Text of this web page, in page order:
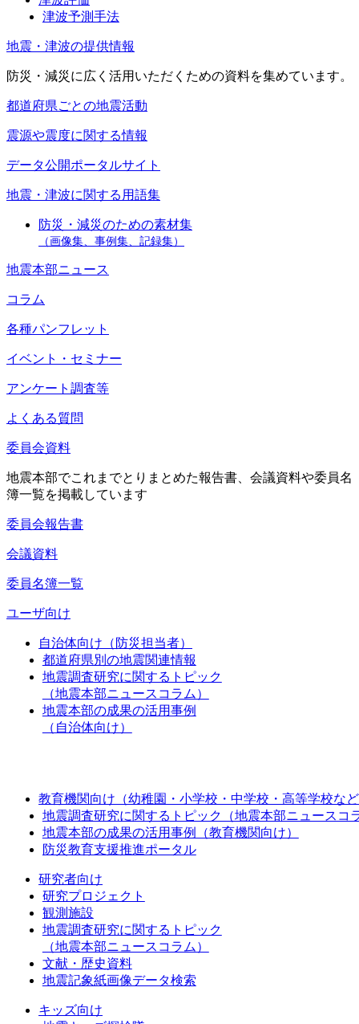
津波予測手法
地震・津波の提供情報
防災・減災に広く活用いただくための資料を集めています。
都道府県ごとの地震活動
震源や震度に関する情報
データ公開ポータルサイト
地震・津波に関する用語集
防災・減災のための素材集
（画像集、事例集、記録集）
地震本部ニュース
コラム
各種パンフレット
イベント・セミナー
アンケート調査等
よくある質問
委員会資料
地震本部でこれまでとりまとめた報告書、会議資料や委員名
簿一覧を掲載しています
委員会報告書
会議資料
委員名簿一覧
ユーザ向け
自治体向け（防災担当者）
都道府県別の地震関連情報
地震調査研究に関するトピック
（地震本部ニュースコラム）
地震本部の成果の活用事例
（自治体向け）
教育機関向け（幼稚園・小学校・中学校・高等学校な
地震調査研究に関するトピック（地震本部ニュースコ
地震本部の成果の活用事例（教育機関向け）
防災教育支援推進ポータル
研究者向け
研究プロジェクト
観測施設
地震調査研究に関するトピック
（地震本部ニュースコラム）
文献・歴史資料
地震記象紙画像データ検索
キッズ向け